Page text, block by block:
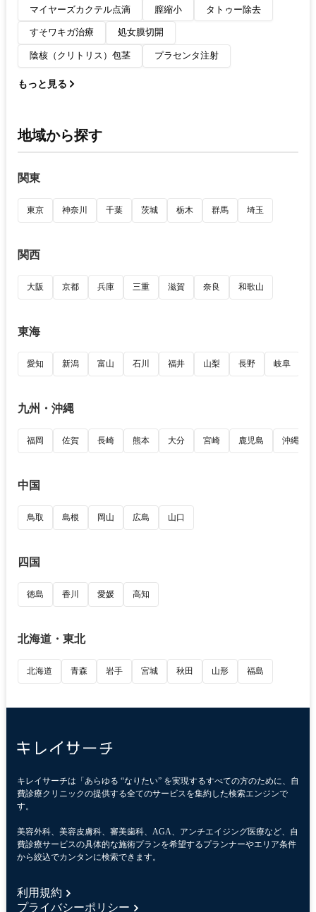
マイヤーズカクテル点滴 膣縮小 タトゥー除去
すそワキガ治療 処女膜切開
陰核（クリトリス）包茎 プラセンタ注射
もっと見る
地域から探す
関東
東京 神奈川 千葉 茨城 栃木 群馬 埼玉
関西
大阪 京都 兵庫 三重 滋賀 奈良 和歌山
東海
愛知 新潟 富山 石川 福井 山梨 長野 岐阜
九州・沖縄
福岡 佐賀 長崎 熊本 大分 宮崎 鹿児島 沖縄
中国
鳥取 島根 岡山 広島 山口
四国
徳島 香川 愛媛 高知
北海道・東北
北海道 青森 岩手 宮城 秋田 山形 福島
キレイサーチは「あらゆる “なりたい” を実現するすべての方のために、自
費診療クリニックの提供する全てのサービスを集約した検索エンジンで
す。
美容外科、美容皮膚科、審美歯科、AGA、アンチエイジング医療など、自
費診療サービスの具体的な施術プランを希望するプランナーやエリア条件
から絞込でカンタンに検索できます。
利用規約
プライバシーポリシー